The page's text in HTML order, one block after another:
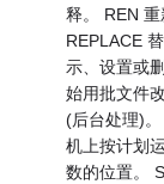
释。 REN 重
REPLACE
示、设置或
始用批文件
(后台处理)
机上按计划
数的位置。